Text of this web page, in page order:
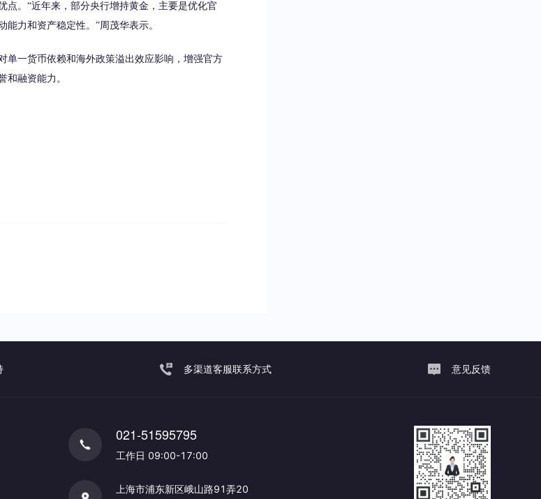
。“近年来，部分央行增持黄金，主要是优化官
力和资产稳定性。”周茂华表示。
一货币依赖和海外政策溢出效应影响，增强官方
和融资能力。
多渠道客服联系方式 意见反馈
021-51595795
工作日 09:00-17:00
上海市浦东新区峨山路91弄20